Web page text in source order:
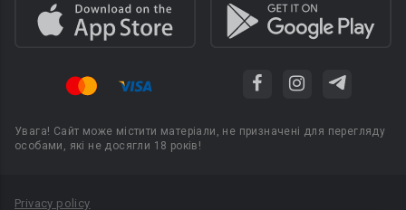
Увага! Сайт може містити матеріали, не призначені для перегляду
особами, які не досягли 18 років!
Privacy policy